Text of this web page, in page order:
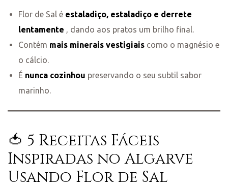
Flor de Sal é estaladiço, estaladiço e derrete
lentamente , dando aos pratos um brilho final.
Contém mais minerais vestigiaiscomo o magnésio e
o cálcio.
É nunca cozinhou preservando o seu subtil sabor
marinho.
🍅 5 Receitas Fáceis
Inspiradas no Algarve
Usando Flor de Sal